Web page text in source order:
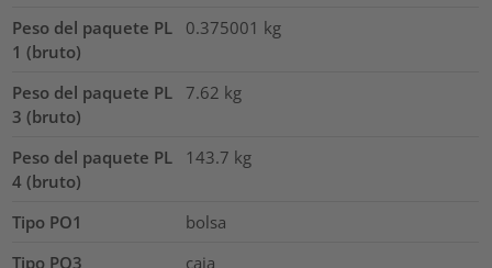
Peso del paquete PL
1 (bruto)
0.375001 kg
Peso del paquete PL
3 (bruto)
7.62 kg
Peso del paquete PL
4 (bruto)
143.7 kg
Tipo PO1
bolsa
Tipo PO3
caja